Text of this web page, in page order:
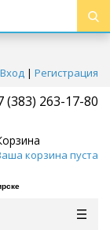
Вход | Регистрация
(383) 263-17-80
корзина пуста